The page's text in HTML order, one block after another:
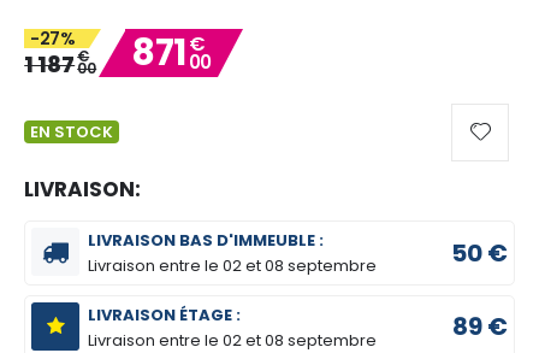
images
gallery
-27%
1 187€
00 871€
00
EN STOCK
LIVRAISON:
LIVRAISON BAS D'IMMEUBLE :
Livraison entre le02 et 08 septembre 50 €
LIVRAISON ÉTAGE :
Livraison entre le02 et 08 septembre 89 €